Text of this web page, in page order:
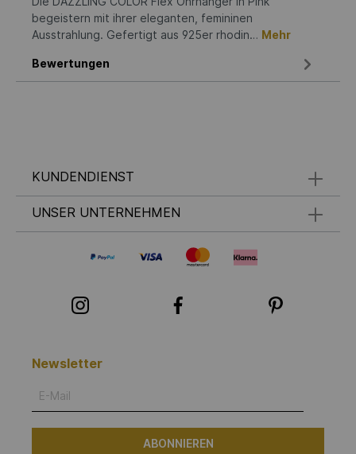
begeistern mit ihrer eleganten, femininen
Ausstrahlung. Gefertigt aus 925er rhodin… Mehr
Bewertungen
KUNDENDIENST
UNSER UNTERNEHMEN
Newsletter